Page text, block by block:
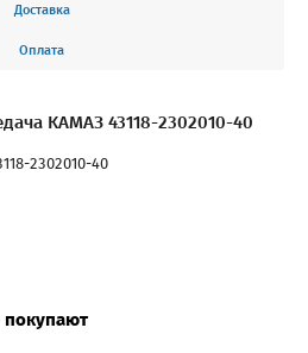
Доставка
Оплата
КАМАЗ 43118-2302010-40
2302010-40
покупают